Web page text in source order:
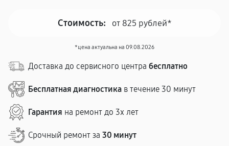
Стоимость: от 825 рублей*
*цена актуальна на 09.08.2026
Доставка до сервисного центра бесплатно
Бесплатная диагностика в течение 30 минут
Гарантия на ремонт до 3х лет
Срочный ремонт за 30 минут